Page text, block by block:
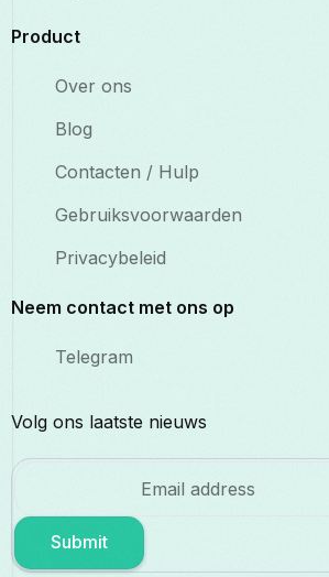
Product
Over ons
Blog
Contacten / Hulp
Gebruiksvoorwaarden
Privacybeleid
Neem contact met ons op
Telegram
Volg ons laatste nieuws
Submit